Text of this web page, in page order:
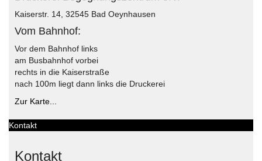
Kaiserstr. 14, 32545 Bad Oeynhausen
Vom Bahnhof:
Vor dem Bahnhof links
am Busbahnhof vorbei
rechts in die Kaiserstraße
nach 100m liegt dann links die Druckerei
Zur Karte...
Kontakt
Kontakt